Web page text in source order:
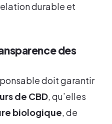
durable et
des
doit garantir
de CBD, qu’elles
biologique, de